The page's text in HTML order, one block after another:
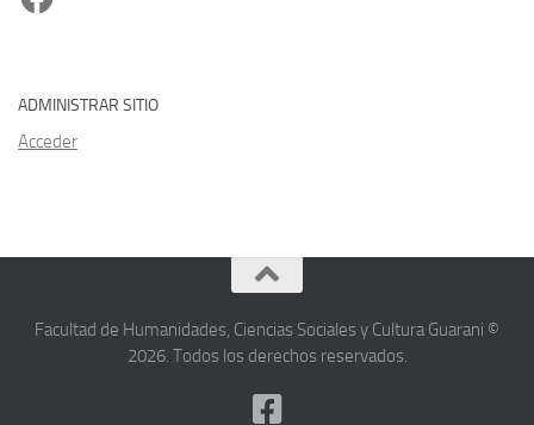
ADMINISTRAR SITIO
Acceder
Facultad de Humanidades, Ciencias Sociales y Cultura Guarani ©
2026. Todos los derechos reservados.